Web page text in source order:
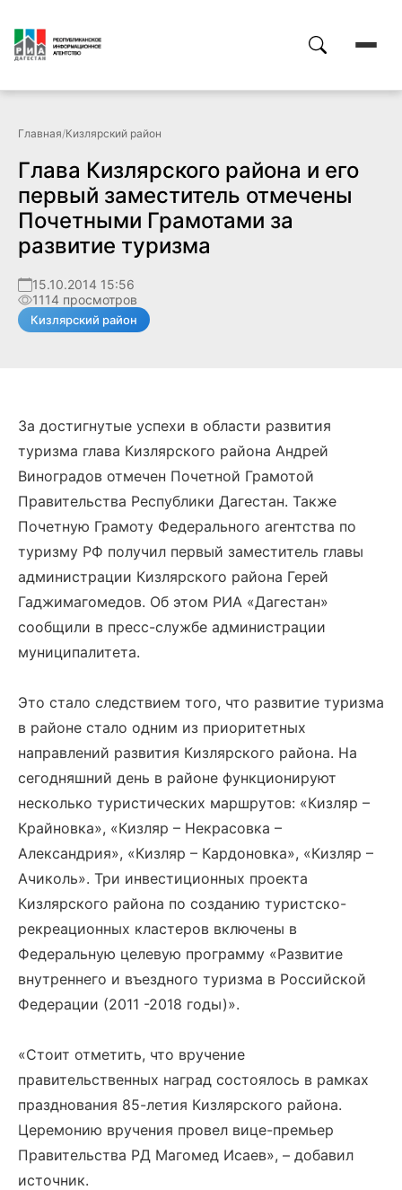
Главная/Кизлярский район
Глава Кизлярского района и его
первый заместитель отмечены
Почетными Грамотами за
развитие туризма
15.10.2014 15:56
1114 просмотров
Кизлярский район
За достигнутые успехи в области развития
туризма глава Кизлярского района Андрей
Виноградов отмечен Почетной Грамотой
Правительства Республики Дагестан. Также
Почетную Грамоту Федерального агентства по
туризму РФ получил первый заместитель главы
администрации Кизлярского района Герей
Гаджимагомедов. Об этом РИА «Дагестан»
сообщили в пресс-службе администрации
муниципалитета.
Это стало следствием того, что развитие туризма
в районе стало одним из приоритетных
направлений развития Кизлярского района. На
сегодняшний день в районе функционируют
несколько туристических маршрутов: «Кизляр –
Крайновка», «Кизляр – Некрасовка –
Александрия», «Кизляр – Кардоновка», «Кизляр –
Ачиколь». Три инвестиционных проекта
Кизлярского района по созданию туристско-
рекреационных кластеров включены в
Федеральную целевую программу «Развитие
внутреннего и въездного туризма в Российской
Федерации (2011 -2018 годы)».
«Стоит отметить, что вручение
правительственных наград состоялось в рамках
празднования 85-летия Кизлярского района.
Церемонию вручения провел вице-премьер
Правительства РД Магомед Исаев», – добавил
источник.